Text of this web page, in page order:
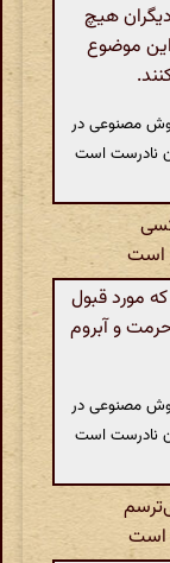
هیچ
موضوع
مصنوعی در
نادرست است
است
مورد قبول
و آبروم
مصنوعی در
نادرست است
است